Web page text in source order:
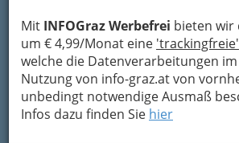
Mit INFOGraz Werbefrei bieten wir
um € 4,99/Monat eine 'trackingfreie'
welche die Datenverarbeitungen
Nutzung von info-graz.at von
unbedingt notwendige Ausmaß
Infos dazu finden Sie hier
Kontakt
Mag. Birgit Kusterle
+43 650 9133 123